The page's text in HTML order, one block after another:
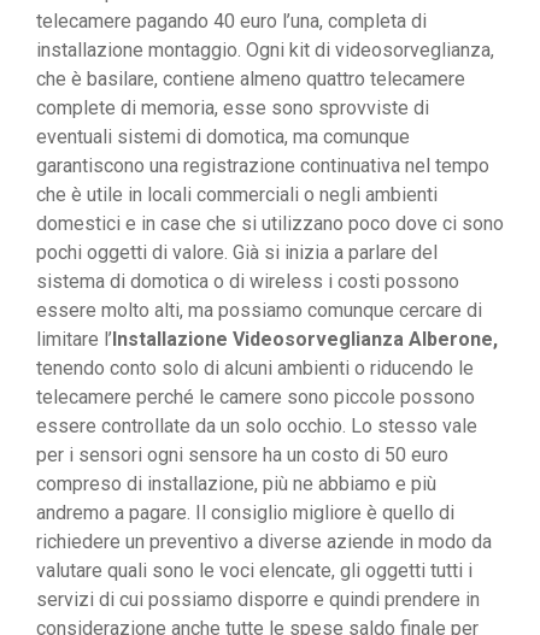
telecamere pagando 40 euro l’una, completa di
installazione montaggio. Ogni kit di videosorveglianza,
che è basilare, contiene almeno quattro telecamere
complete di memoria, esse sono sprovviste di
eventuali sistemi di domotica, ma comunque
garantiscono una registrazione continuativa nel tempo
che è utile in locali commerciali o negli ambienti
domestici e in case che si utilizzano poco dove ci sono
pochi oggetti di valore. Già si inizia a parlare del
sistema di domotica o di wireless i costi possono
essere molto alti, ma possiamo comunque cercare di
limitare l’Installazione Videosorveglianza Alberone,
tenendo conto solo di alcuni ambienti o riducendo le
telecamere perché le camere sono piccole possono
essere controllate da un solo occhio. Lo stesso vale
per i sensori ogni sensore ha un costo di 50 euro
compreso di installazione, più ne abbiamo e più
andremo a pagare. Il consiglio migliore è quello di
richiedere un preventivo a diverse aziende in modo da
valutare quali sono le voci elencate, gli oggetti tutti i
servizi di cui possiamo disporre e quindi prendere in
considerazione anche tutte le spese saldo finale per